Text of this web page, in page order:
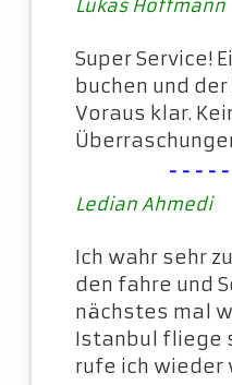
Lukas Hoffmann
Super Service!
buchen und
Voraus klar.
Ledian Ahmedi
Ich wahr sehr
den fahre und
nächstes mal
Istanbul fliege
rufe ich wieder